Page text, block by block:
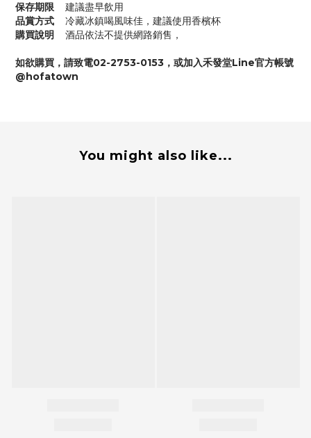
保存期限 建議盡早飲用
品賞方式
冷藏冰鎮喝風味佳，建議使用香檳杯
購買說明 酒品依法不提供網路銷售，
如欲購買，請致電02-2753-0153，或加入禾發堂Line官方帳號
@hofatown
You might also like...